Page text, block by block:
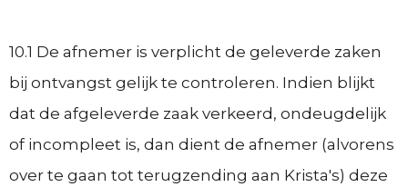
10.1 De afnemer is verplicht de geleverde zaken
bij ontvangst gelijk te controleren. Indien blijkt
dat de afgeleverde zaak verkeerd, ondeugdelijk
of incompleet is, dan dient de afnemer (alvorens
over te gaan tot terugzending aan Krista's) deze